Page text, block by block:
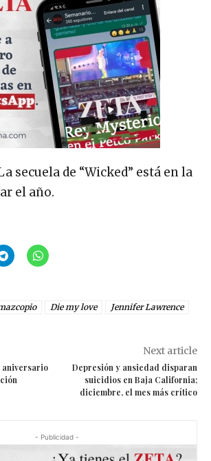
secuela de “Wicked” está en la
el año.
Die my love Jennifer Lawrence
aniversario
Next article
Depresión y ansiedad disparan
suicidios en Baja California;
diciembre, el mes más crítico
- Publicidad -